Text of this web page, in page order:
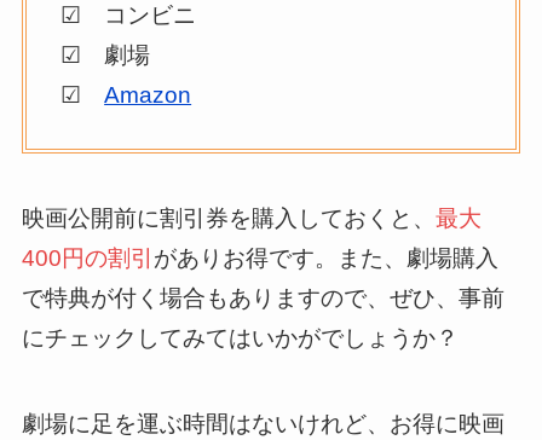
☑ コンビニ
☑ 劇場
☑Amazon
映画公開前に割引券を購入しておくと、 最大
400円の割引 がありお得です。また、劇場購入
で特典が付く場合もありますので、ぜひ、事前
にチェックしてみてはいかがでしょうか？
劇場に足を運ぶ時間はないけれど、お得に映画